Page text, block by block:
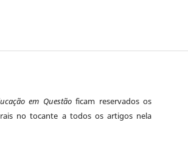
em Questãoficam reservados os
no tocante a todos os artigos nela